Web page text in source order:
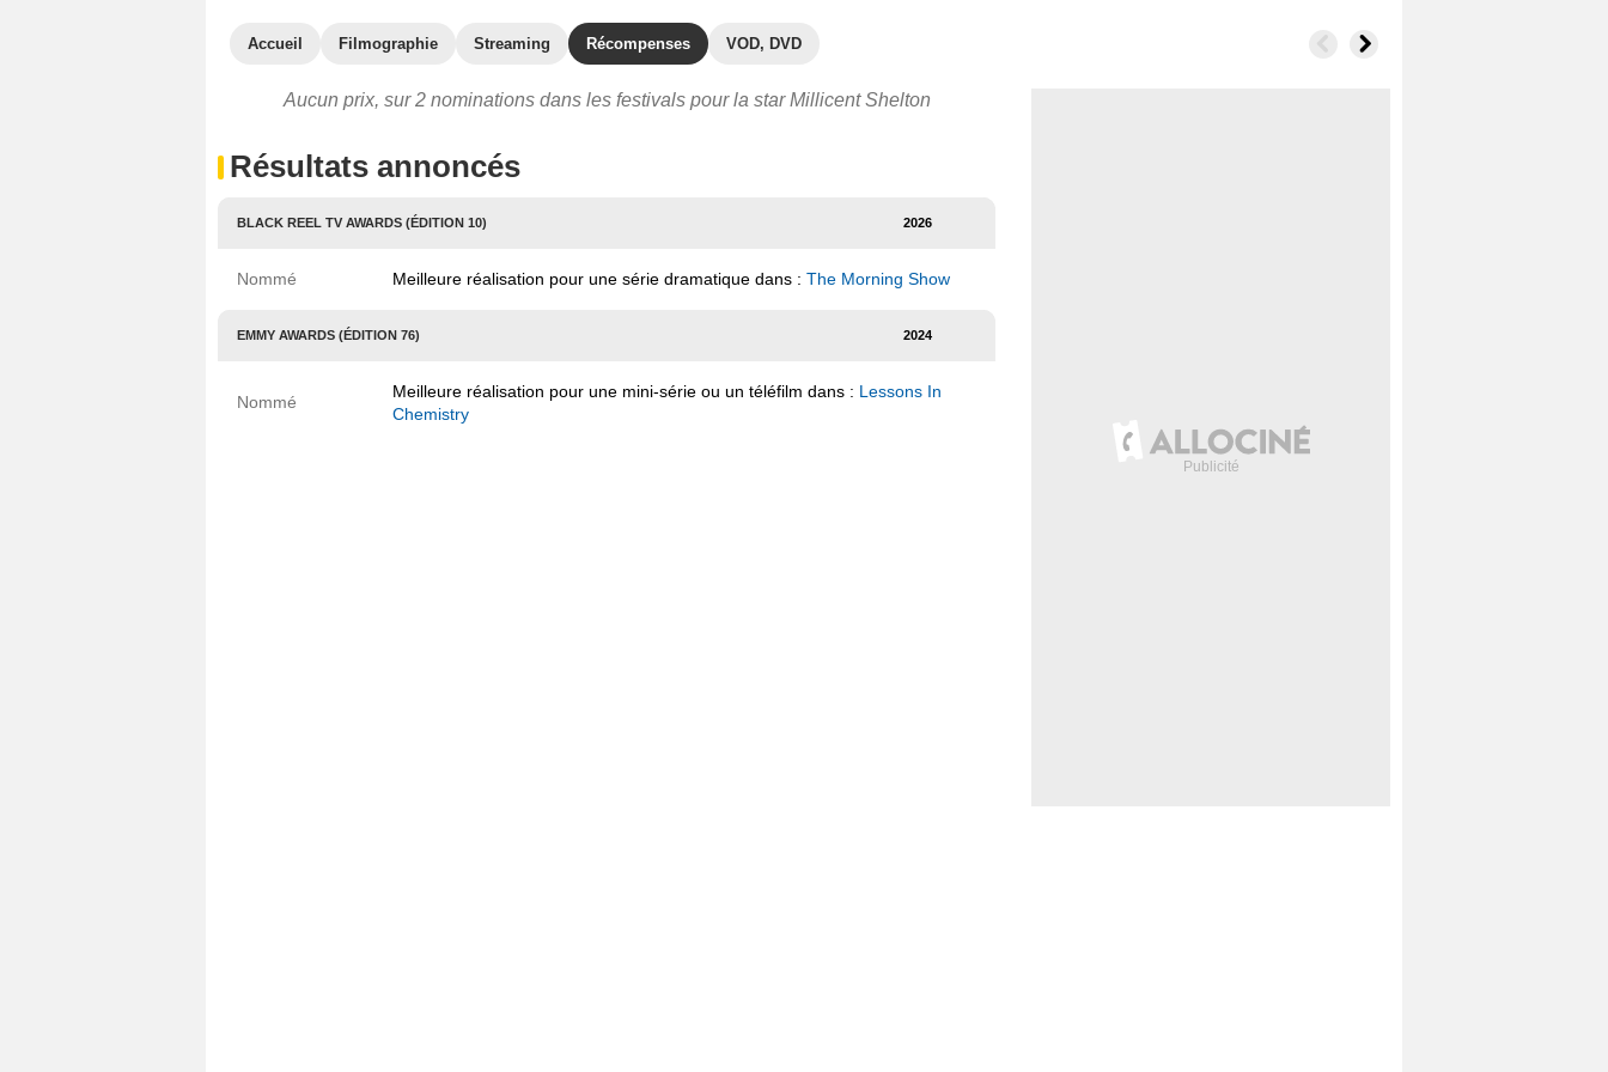
Accueil Filmographie Streaming Récompenses VOD, DVD
Aucun prix, sur 2 nominations dans les festivals pour la star Millicent Shelton
Résultats annoncés
BLACK REEL TV AWARDS (ÉDITION 10) 2026
Nommé Meilleure réalisation pour une série dramatique dans : The Morning Show
EMMY AWARDS (ÉDITION 76) 2024
Nommé
Meilleure réalisation pour une mini-série ou un téléfilm dans : Lessons In
Chemistry